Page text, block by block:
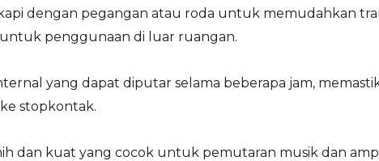
dengan pegangan atau roda untuk memudahkan
penggunaan di luar ruangan.
yang dapat diputar selama beberapa jam,
stopkontak.
dan kuat yang cocok untuk pemutaran musik dan